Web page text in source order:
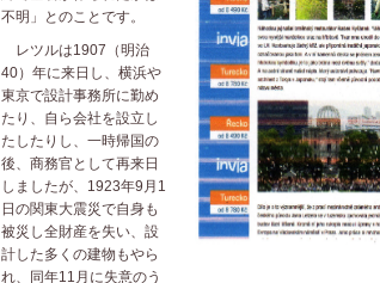
不明」とのことです。
レツルは1907（明治
40）年に来日し、横浜や
東京で設計事務所に勤め
たり、自ら会社を設立し
たしたりし、一時帰国の
後、商務官として再来日
しましたが、1923年9月1
日の関東大震災で自身も
被災し全財産を失い、設
計した多くの建物もやら
れ、同年11月に失意のう